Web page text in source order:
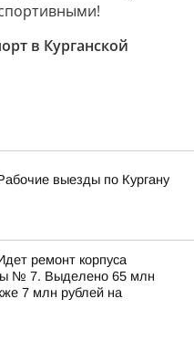
в Курганской
выезды по Кургану
ремонт корпуса
№ 7. Выделено 65 млн
7 млн рублей на